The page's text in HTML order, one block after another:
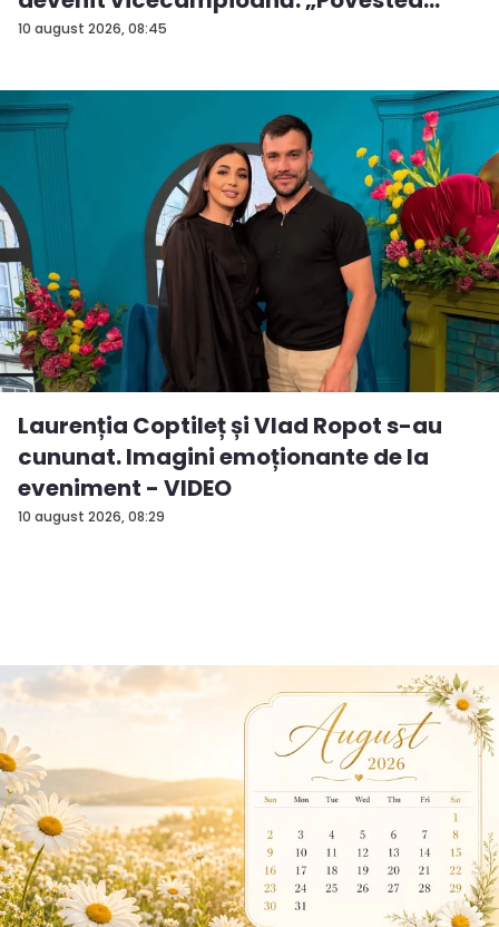
10 august 2026, 08:45
mea...
10 august 2026, 08:29
Laurenția Coptileț și Vlad Ropot s-au
cununat. Imagini emoționante de la
eveniment - VIDEO